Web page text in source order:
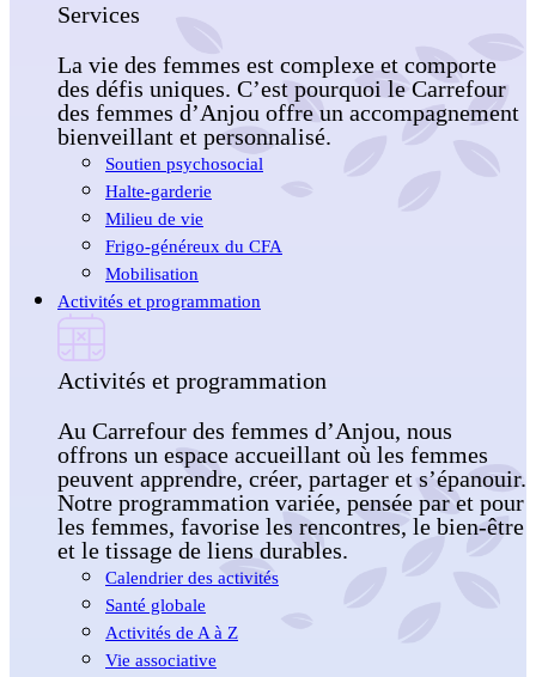
Services
La vie des femmes est complexe et comporte
des défis uniques. C’est pourquoi le Carrefour
des femmes d’Anjou offre un accompagnement
bienveillant et personnalisé.
Soutien psychosocial
Halte-garderie
Milieu de vie
Frigo-généreux du CFA
Mobilisation
Activités et programmation
Activités et programmation
Au Carrefour des femmes d’Anjou, nous
offrons un espace accueillant où les femmes
peuvent apprendre, créer, partager et s’épanouir.
Notre programmation variée, pensée par et pour
les femmes, favorise les rencontres, le bien-être
et le tissage de liens durables.
Calendrier des activités
Santé globale
Activités de A à Z
Vie associative